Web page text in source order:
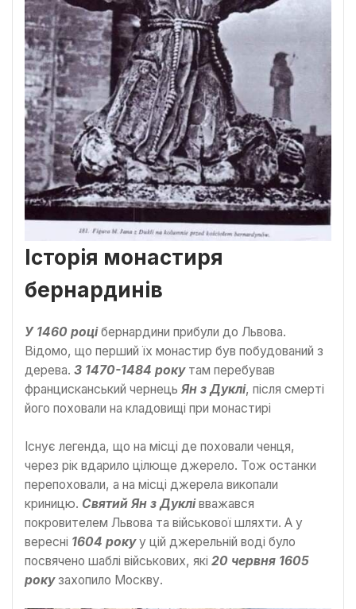
Історія монастиря
бернардинів
У 1460 роцібернардини прибули до Львова.
Відомо, що перший їх монастир був побудований з
дерева. З 1470-1484 рокутам перебував
францисканський чернець Ян з Дуклі, після смерті
його поховали на кладовищі при монастирі
Існує легенда, що на місці де поховали ченця,
через рік вдарило цілюще джерело. Тож останки
перепоховали, а на місці джерела викопали
криницю. Святий Ян з Дуклівважався
покровителем Львова та військової шляхти. А у
вересні 1604 рокуу цій джерельній воді було
посвячено шаблі військових, які 20 червня 1605
рокузахопило Москву.